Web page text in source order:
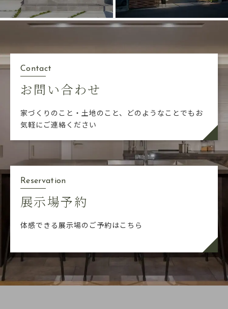
Contact
お問い合わせ
家づくりのこと・土地のこと、どのようなことでも お
気軽にご連絡ください
Reservation
展示場予約
体感できる展示場のご予約はこちら